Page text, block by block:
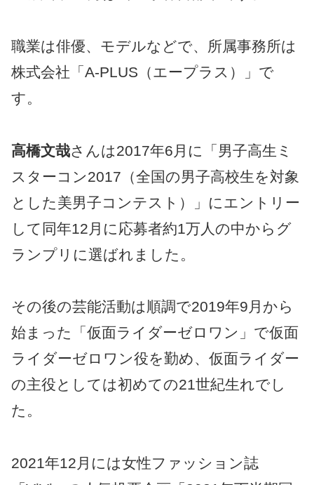
職業は俳優、モデルなどで、所属事務所は
株式会社「A-PLUS（エープラス）」で
す。
高橋文哉さんは2017年6月に「男子高生ミ
スターコン2017（全国の男子高校生を対象
とした美男子コンテスト）」にエントリー
して同年12月に応募者約1万人の中からグ
ランプリに選ばれました。
その後の芸能活動は順調で2019年9月から
始まった「仮面ライダーゼロワン」で仮面
ライダーゼロワン役を勤め、仮面ライダー
の主役としては初めての21世紀生れでし
た。
2021年12月には女性ファッション誌